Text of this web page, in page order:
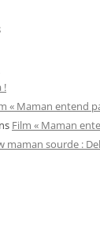
!
« Maman entend
Film « Maman
maman sourde :